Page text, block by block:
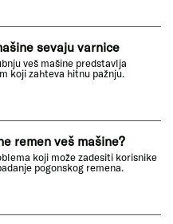
sevaju varnice
veš mašine predstavlja
koji zahteva hitnu pažnju.
remen veš mašine?
koji može zadesiti korisnike
pogonskog remena.